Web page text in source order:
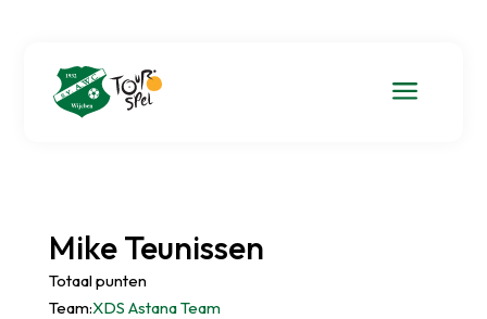
a
Mike Teunissen
Totaal punten
Team:XDS Astana Team